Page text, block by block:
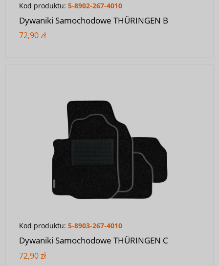
Kod produktu: 5-8902-267-4010
Dywaniki Samochodowe THÜRINGEN B
72,90 zł
Kod produktu: 5-8903-267-4010
Dywaniki Samochodowe THÜRINGEN C
72,90 zł